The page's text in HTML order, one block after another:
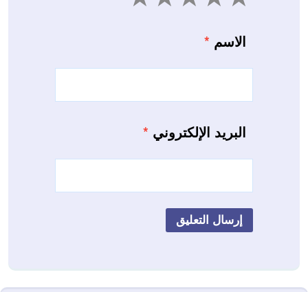
الاسم *
البريد الإلكتروني *